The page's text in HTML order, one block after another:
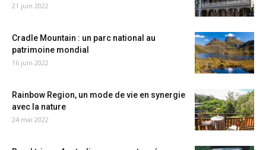
21 juin 2022
Cradle Mountain : un parc national au
patrimoine mondial
16 juin 2022
Rainbow Region, un mode de vie en synergie
avec la nature
24 mai 2022